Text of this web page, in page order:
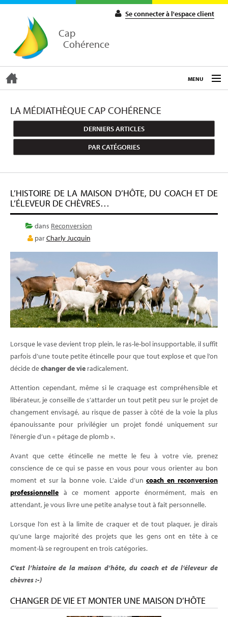
Cap
Cohérence
Se connecter à l'espace client
MENU
ACCUEIL
EXPERTISE
FORMATIONS
LA MÉDIATHÈQUE CAP COHÉRENCE
DERNIERS ARTICLES
PAR CATÉGORIES
L’HISTOIRE DE LA MAISON D’HÔTE, DU COACH ET DE
L’ÉLEVEUR DE CHÈVRES…
dans Reconversion
parCharly Jucquin
Lorsque le vase devient trop plein, le ras-le-bol insupportable, il suffit
parfois d’une toute petite étincelle pour que tout explose et que l’on
décide dechanger de vie radicalement.
Attention cependant, même si le craquage est compréhensible et
libérateur, je conseille de s’attarder un tout petit peu sur le projet de
changement envisagé, au risque de passer à côté de la voie la plus
épanouissante pour privilégier un projet fondé uniquement sur
l’énergie d’un « pétage de plomb ».
Avant que cette étincelle ne mette le feu à votre vie, prenez
conscience de ce qui se passe en vous pour vous orienter au bon
moment et sur la bonne voie. L’aide d’uncoach en reconversion
professionnelle à ce moment apporte énormément, mais en
attendant, je vous livre une petite analyse tout à fait personnelle.
Lorsque l’on est à la limite de craquer et de tout plaquer, je dirais
qu'une large majorité des projets que les gens ont en tête à ce
moment-là se regroupent en trois catégories.
C’est l’histoire de la maison d’hôte, du coach et de l’éleveur de
chèvres :-)
CHANGER DE VIE ET MONTER UNE MAISON D’HÔTE